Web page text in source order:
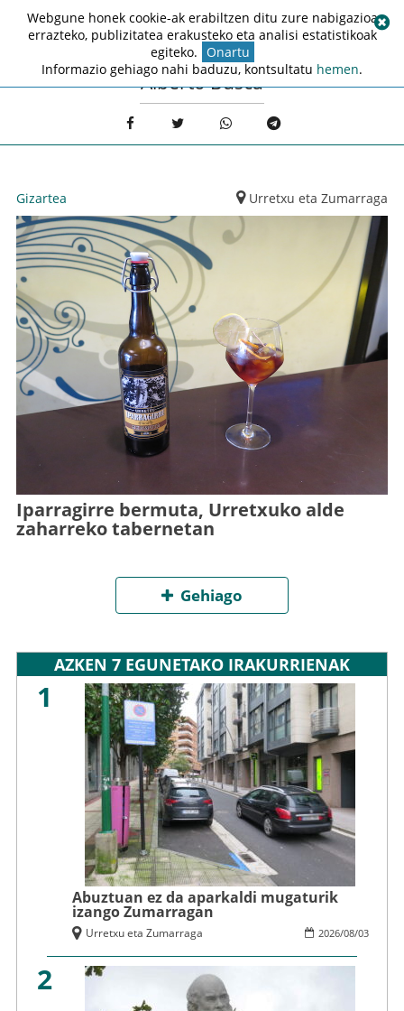
Alberto Busca
Gizartea Urretxu eta Zumarraga
Iparragirre bermuta, Urretxuko alde
zaharreko tabernetan
Gehiago
AZKEN 7 EGUNETAKO IRAKURRIENAK
1
Abuztuan ez da aparkaldi mugaturik
izango Zumarragan
2026/08/03
Urretxu eta Zumarraga
2
Webgune honek cookie-ak erabiltzen ditu zure nabigazioa
errazteko, publizitatea erakusteko eta analisi estatistikoak
egiteko. Onartu
Informazio gehiago nahi baduzu, kontsultatu hemen.